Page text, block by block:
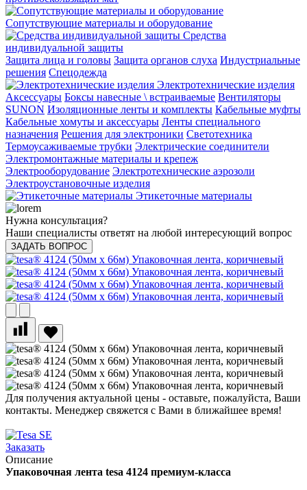
Сопутствующие материалы и оборудование
Средства
индивидуальной защиты
Защита лица и головы Защита органов слуха Индустриальные
решения Спецодежда
Электротехнические изделия
Аксессуары Боксы навесные \ встраиваемые Вентиляторы
SUNON Изоляционные ленты и комплекты Кабельные муфты
Кабельные хомуты и аксессуары Ленты специального
назначения Решения для электроники Светотехника
Термоусаживаемые трубки Электрические соединители
Электромонтажные материалы и крепеж
Электрооборудование Электротехнические аэрозоли
Электроустановочные изделия
Этикеточные материалы
Нужна консультация?
Наши специалисты ответят на любой интересующий вопрос
ЗАДАТЬ ВОПРОС
Для получения актуальной цены - оставьте, пожалуйста, Ваши
контакты. Менеджер свяжется с Вами в ближайшее время!
Заказать
Описание
Упаковочная лента tesa 4124 премиум-класса